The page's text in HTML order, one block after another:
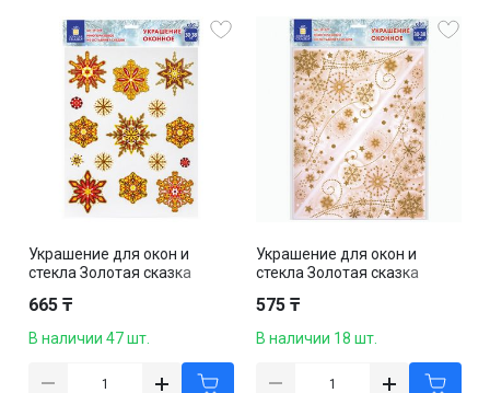
Украшение для окон и
стекла Золотая сказка
2", 30*38 см, ПВХ
665 ₸
В наличии 47 шт.
Украшение для окон и
стекла Золотая сказка
снежинок 1", 30*38 см, ПВХ
575 ₸
В наличии 18 шт.